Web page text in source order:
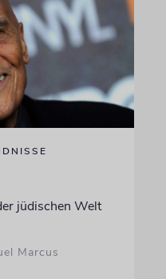
jüdischen Welt
Marcus